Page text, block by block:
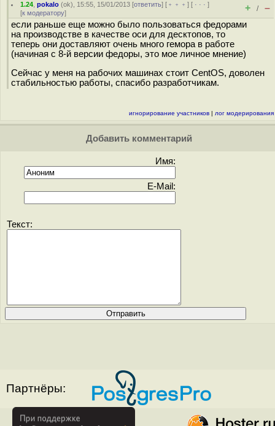
1.24 ,pokalo (ok), 15:55, 15/01/2013 [ответить] [ ﹢﹢﹢] [ · · ·]
[к модератору] + / –
если раньше еще можно было пользоваться федорами
на производстве в качестве оси для десктопов, то
теперь они доставляют очень много гемора в работе
(начиная с 8-й версии федоры, это мое личное мнение)
Cейчас у меня на рабочих машинах стоит CentOS, доволен
стабильностью работы, спасибо разработчикам.
игнорирование участников | лог модерирования
Добавить комментарий
Имя:
E-Mail:
Текст:
Партнёры: